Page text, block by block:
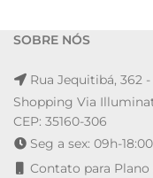
SOBRE NÓS
Rua Jequitibá, 362
Shopping Via
CEP: 35160-306
Seg a sex: 09h-
Contato para Plano